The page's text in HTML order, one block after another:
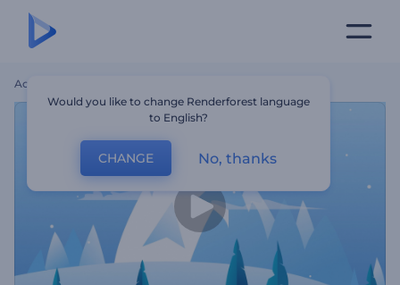
Accueil
Would you like to change Renderforest language
to English?
CHANGE No, thanks